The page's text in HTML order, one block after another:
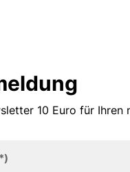
10 Euro für Ihren